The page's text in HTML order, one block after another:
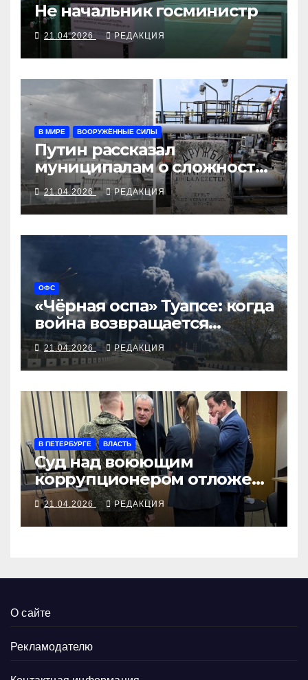
Не начальник госминистр
21.04.2026 РЕДАКЦИЯ
В МИРЕ ВООРУЖЁННЫЕ СИЛЫ
Путин рассказал
муниципалам о сложности
и опасности боевых
действий
21.04.2026 РЕДАКЦИЯ
ОФС
«Чёрная оспа» Туапсе: когда
война возвращается
нефтяным дождём
21.04.2026 РЕДАКЦИЯ
В ПЕТЕРБУРГЕ ВЛАСТЬ
Суд над воюющим
коррупционером отложен
для поиска его медали
21.04.2026 РЕДАКЦИЯ
О сайте
Рекламодателю